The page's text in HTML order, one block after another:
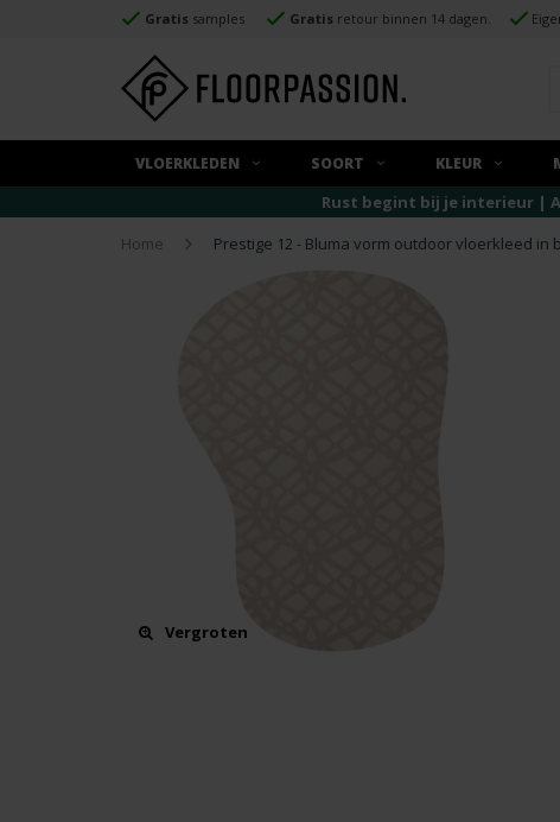
Gratis samples Gratis retour binnen 14 dagen.
VLOERKLEDEN SOORT KLEUR
Rust begint bij je interieur |
Home
Prestige 12 - Bluma vorm outdoor vloerkleed in
Vergroten